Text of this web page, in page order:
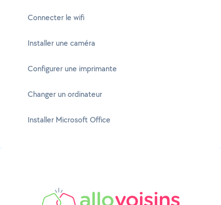
Connecter le wifi
Installer une caméra
Configurer une imprimante
Changer un ordinateur
Installer Microsoft Office